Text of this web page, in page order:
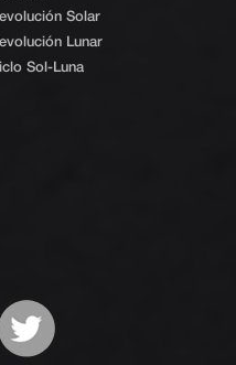
Solar
Lunar
Sol-Luna